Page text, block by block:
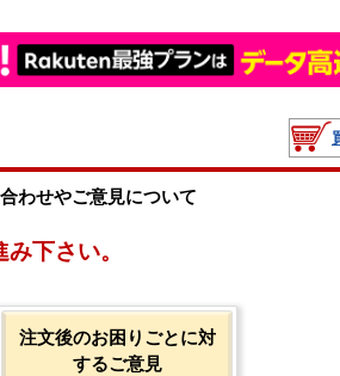
わせやご意見について
下さい。
注文後のお困りごとに対
するご意見